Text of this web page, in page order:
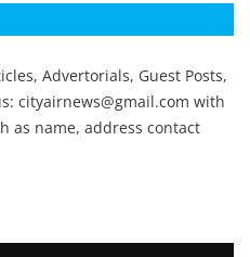
Advertorials, Guest Posts,
cityairnews@gmail.com with
as name, address contact